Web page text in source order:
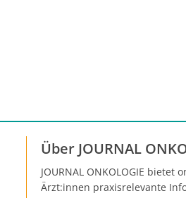
Über JOURNAL
JOURNAL ONKOLOGIE bietet
Ärzt:innen praxisrelevante